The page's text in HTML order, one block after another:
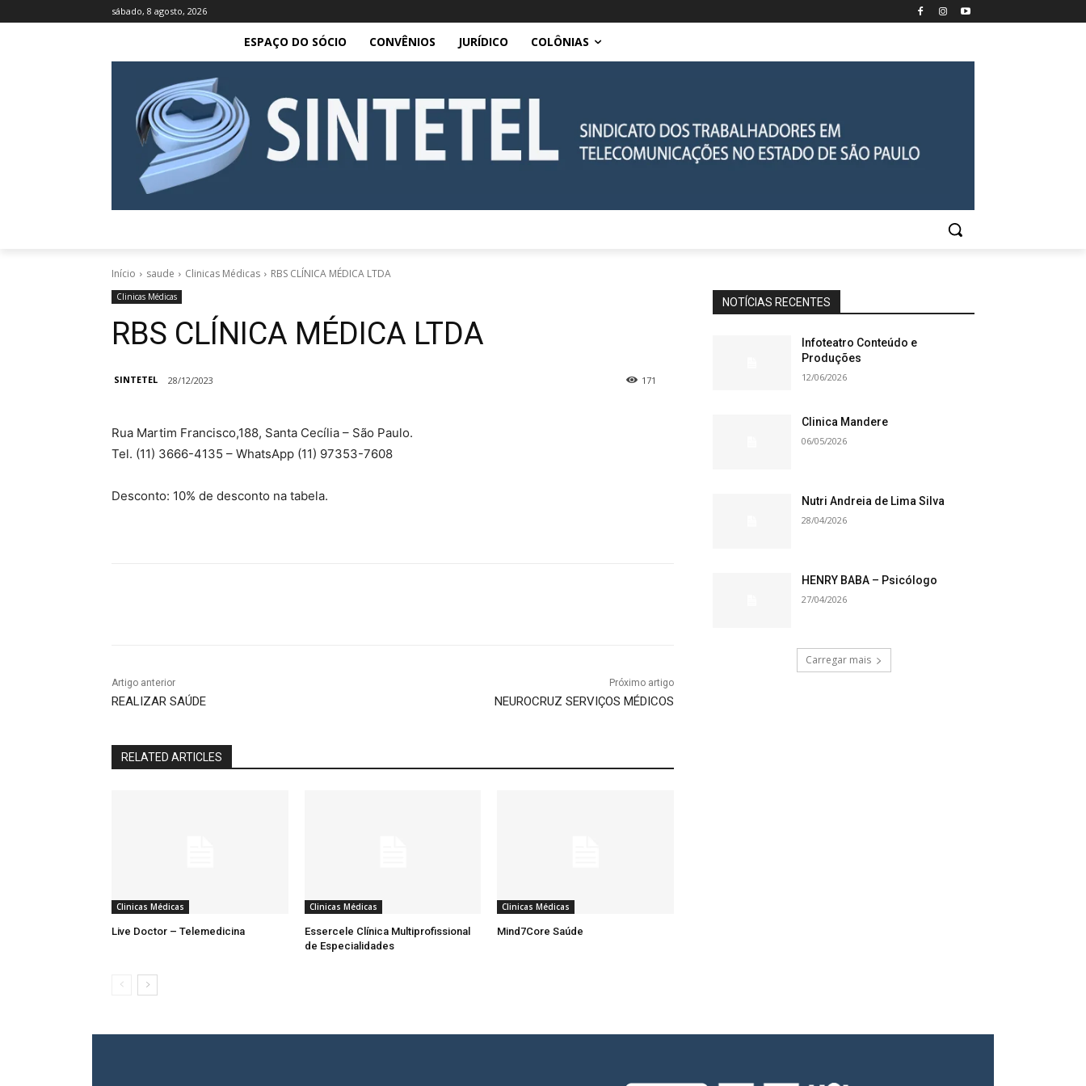
sábado, 8 agosto, 2026
ESPAÇO DO SÓCIO CONVÊNIOS JURÍDICO COLÔNIAS
Início saude Clinicas Médicas RBS CLÍNICA MÉDICA LTDA
Clinicas Médicas
RBS CLÍNICA MÉDICA LTDA
SINTETEL 28/12/2023 171
Rua Martim Francisco,188, Santa Cecília – São Paulo.
Tel. (11) 3666-4135 – WhatsApp (11) 97353-7608
Desconto: 10% de desconto na tabela.
Artigo anterior
REALIZAR SAÚDE
Próximo artigo
NEUROCRUZ SERVIÇOS MÉDICOS
RELATED ARTICLES
Clinicas Médicas
Live Doctor – Telemedicina
Clinicas Médicas
Essercele Clínica Multiprofissional
de Especialidades
Clinicas Médicas
Mind7Core Saúde
NOTÍCIAS RECENTES
Infoteatro Conteúdo e
Produções
12/06/2026
Clinica Mandere
06/05/2026
Nutri Andreia de Lima Silva
28/04/2026
HENRY BABA – Psicólogo
27/04/2026
Carregar mais